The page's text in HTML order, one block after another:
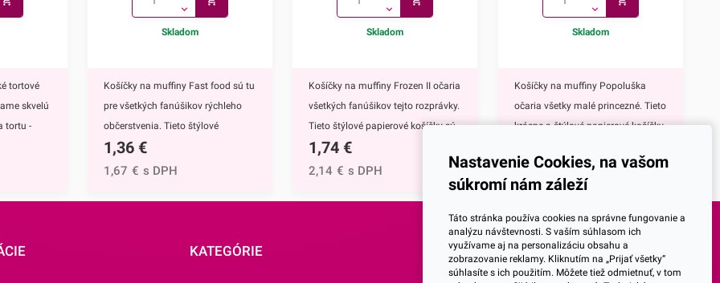
tortové
skvelú
tortu -
-
Skladom
Košíčky na muffiny Fast food sú tu
pre všetkých fanúšikov rýchleho
občerstvenia. Tieto štýlové
papierové košíčky sú nevyhnutnou
výbavou pri príprave muffinov,
pečenie ale aj na rôzne príležitosti
1,36 €
1,67 € s DPH
Skladom
Košíčky na muffiny Frozen II očaria
všetkých fanúšikov tejto rozprávky.
Tieto štýlové papierové košíčky sú
nevyhnutnou výbavou pri príprave
muffinov, cupcakekov ale aj
1,74 €
2,14 € s DPH
Skladom
Košíčky na muffiny Popoluška
očaria všetky malé princezné. Tieto
krásne a štýlové papierové košíčky
príprave muffinov, cupcakekov ale
aj rôznych iných sladkých
košíčkov je Popoluška, ktrorá je
hlavnou postavou jednej z
najznámejších Disney
1,00 € s DPH
KATEGÓRIE SOCIALNE SIETE
Nastavenie Cookies, na vašom
súkromí nám záleží
Táto stránka používa cookies na správne fungovanie a
analýzu návštevnosti. S vaším súhlasom ich
využívame aj na personalizáciu obsahu a
zobrazovanie reklamy. Kliknutím na „Prijať všetky“
súhlasíte s ich použitím. Môžete tiež odmietnuť, v tom